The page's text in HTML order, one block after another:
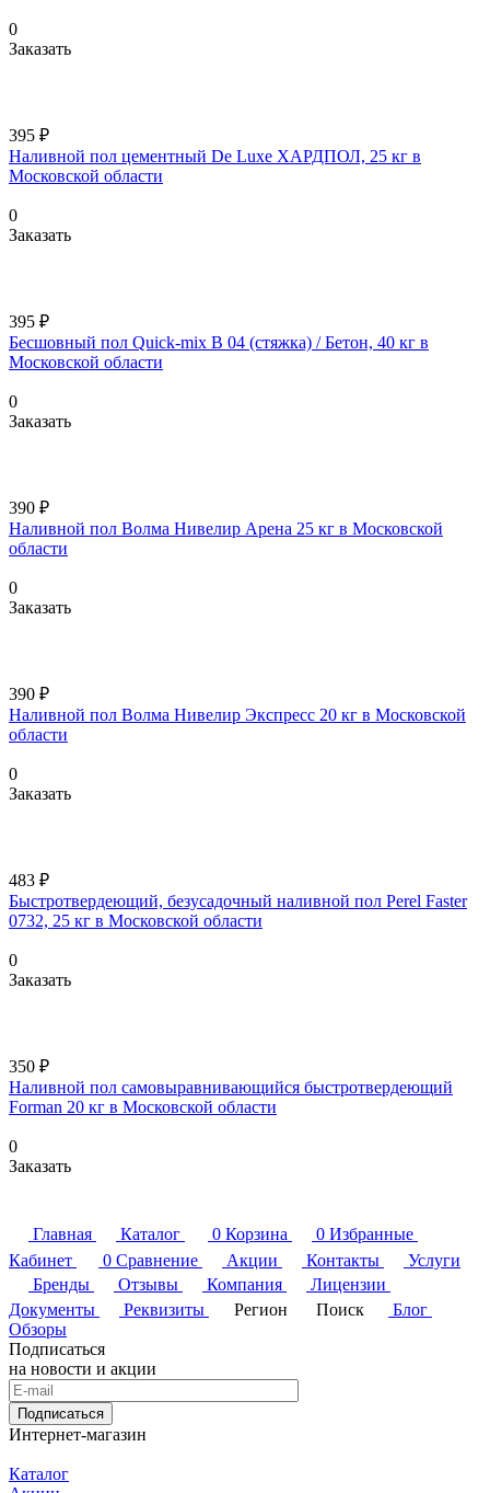
0
Заказать
395 ₽
Наливной пол цементный De Luxe ХАРДПОЛ, 25 кг в
Московской области
0
Заказать
395 ₽
Бесшовный пол Quick-mix B 04 (стяжка) / Бетон, 40 кг в
Московской области
0
Заказать
390 ₽
Наливной пол Волма Нивелир Арена 25 кг в Московской
области
0
Заказать
390 ₽
Наливной пол Волма Нивелир Экспресс 20 кг в Московской
области
0
Заказать
483 ₽
Быстротвердеющий, безусадочный наливной пол Perel Faster
0732, 25 кг в Московской области
0
Заказать
350 ₽
Наливной пол самовыравнивающийся быстротвердеющий
Forman 20 кг в Московской области
0
Заказать
Главная Каталог 0 Корзина 0 Избранные
Кабинет
0 Сравнение Акции Контакты
Услуги
Бренды
Отзывы Компания
Лицензии
Документы
Реквизиты Регион Поиск
Блог
Обзоры
Подписаться
на новости и акции
Подписаться
Интернет-магазин
Каталог